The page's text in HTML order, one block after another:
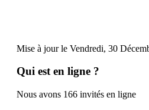
Mise à jour le Vendredi, 30
Qui est en ligne ?
Nous avons 166 invités en ligne